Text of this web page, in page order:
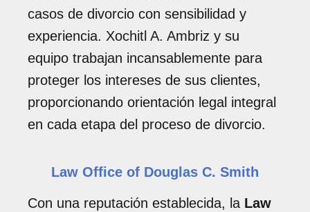
casos de divorcio con sensibilidad y
experiencia. Xochitl A. Ambriz y su
equipo trabajan incansablemente para
proteger los intereses de sus clientes,
proporcionando orientación legal integral
en cada etapa del proceso de divorcio.
Law Office of Douglas C. Smith
Con una reputación establecida, la Law